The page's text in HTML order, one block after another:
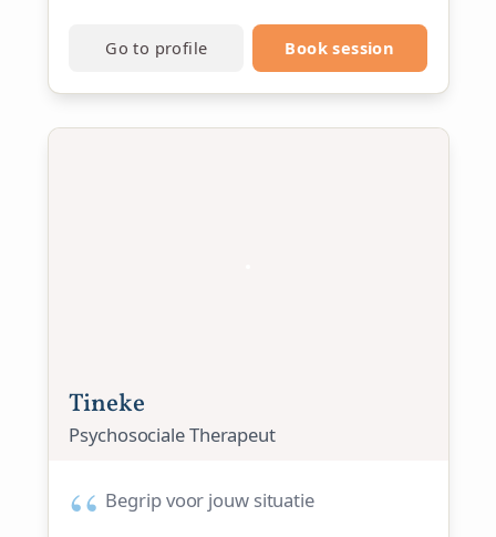
Go to profile Book session
Tineke
Psychosociale Therapeut
Begrip voor jouw situatie